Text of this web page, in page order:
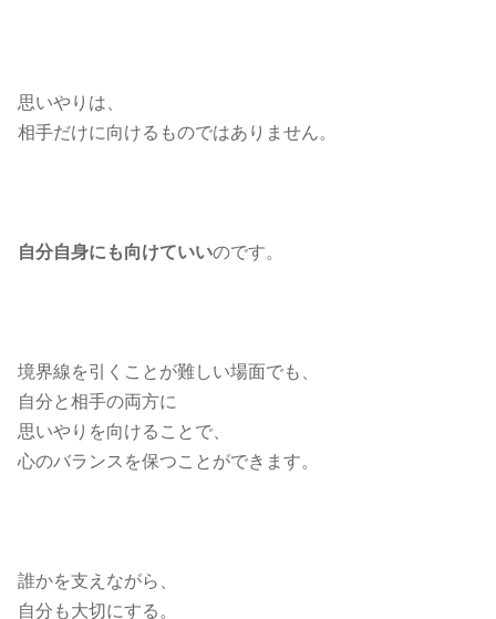
思いやりは、
相手だけに向けるものではありません。
自分自身にも向けていいのです。
境界線を引くことが難しい場面でも、
自分と相手の両方に
思いやりを向けることで、
心のバランスを保つことができます。
誰かを支えながら、
自分も大切にする。